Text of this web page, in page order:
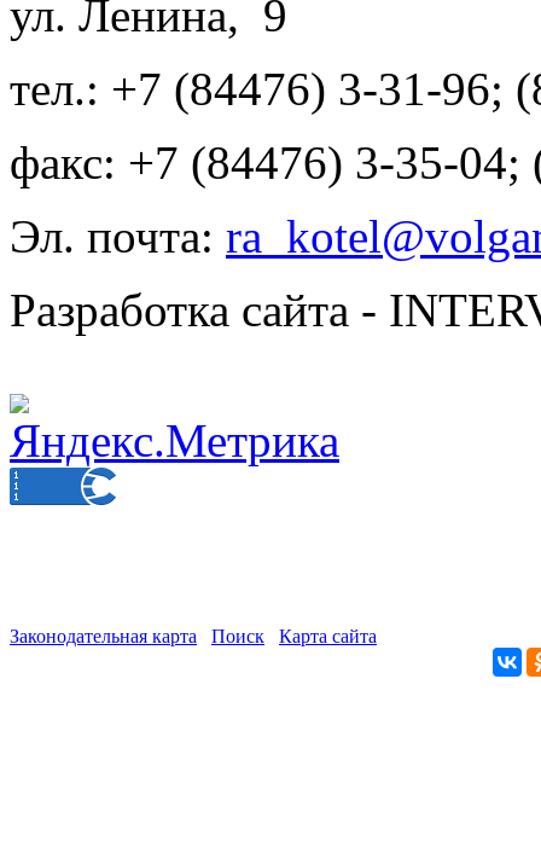
ул. Ленина, 9
тел.: +7 (84476) 3-31-96;
факс: +7 (84476) 3-35-04;
Эл. почта:
Разработка сайта -
Законодательная карта Поиск Карта сайта